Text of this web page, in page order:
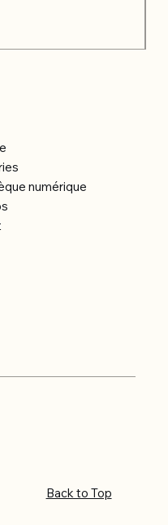
numérique
Back to Top